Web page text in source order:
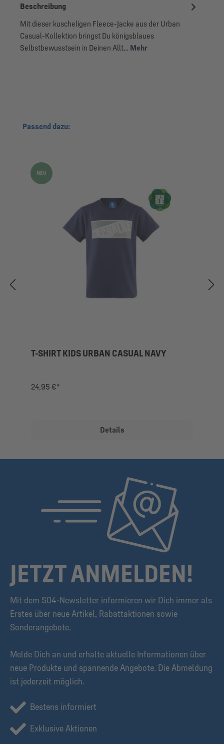
Beschreibung
Mit dieser kuscheligen Fleece-Jacke aus der Urban
Casual-Kollektion bringst Du königsblaues
Selbstbewusstsein in Deinen Allt… Mehr
Produktgalerie überspringen
Passend dazu:
NEU
T-SHIRT KIDS URBAN CASUAL NAVY
24,95 €*
Details
JETZT ANMELDEN!
Mit dem S04-Newsletter informieren wir Dich immer als
Erstes über neue Artikel, Rabattaktionen sowie
Sonderangebote.
Melde Dich an und erhalte aktuelle Informationen über
neue Produkte und spannende Angebote. Die Abmeldung
ist jederzeit möglich.
Bestens informiert
Exklusive Aktionen